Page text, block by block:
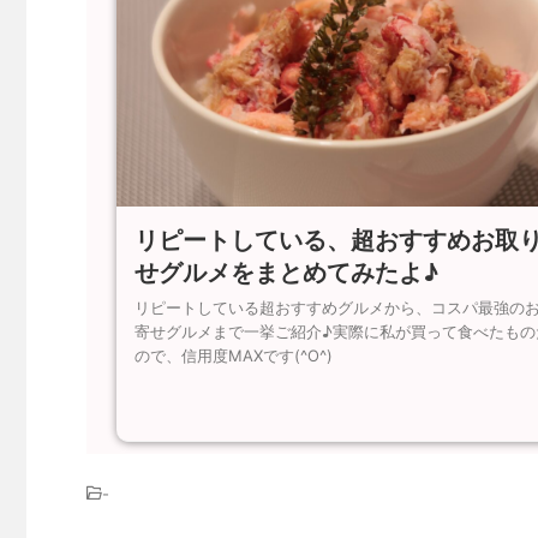
リピートしている、超おすすめお取
せグルメをまとめてみたよ♪
リピートしている超おすすめグルメから、コスパ最強の
寄せグルメまで一挙ご紹介♪実際に私が買って食べたも
ので、信用度MAXです(^O^)
-